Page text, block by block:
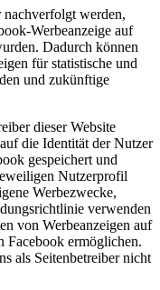
nachverfolgt werden,
Werbeanzeige auf
Dadurch können
für statistische und
und zukünftige
dieser Website
die Identität der Nutzer
gespeichert und
Nutzerprofil
Werbezwecke,
verwenden
von Werbeanzeigen auf
Facebook ermöglichen.
als Seitenbetreiber nicht